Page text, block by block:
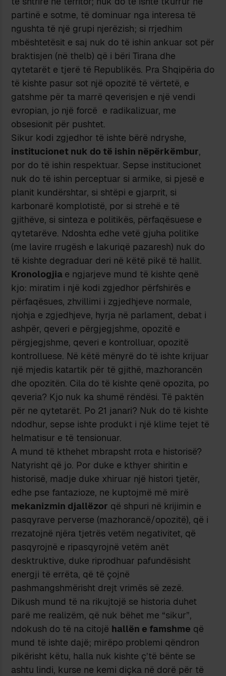
partinё e sotme, tё dominuar nga interesa tё
ngushta tё njё grupi njerёzish; si rrjedhim
mbёshtetёsit e saj nuk do tё ishin ankuar sot pёr
braktisjen (nё thelb) qё i bёri Tirana dhe
qytetarёt e tjerё tё Republikёs. Pra Shqipёria do
tё kishte pasur sot njё opozitё tё vёrtetё, e
gatshme pёr ta marrё qeverisjen e njё vendi
evropian, jo njё forcё e radikalizuar, me
obsesionit pёr pushtet.
Sikur kodi zgjedhor tё ishte bёrё ndryshe,
institucionet nuk do tё ishin nёpёrkёmbur,
por do tё ishin respektuar. Sepse institucionet
nuk do tё ishin perceptuar si armike, si pjesё e
planit kundёrshtar, si shtёpi e gjarprit, si
karbonarё komplotistё, por si strehё e tё
gjithёve, si sinteza e politikёs, pёrfaqёsuese e
qytetarёve. Ndoshta edhe vetё gjuha politike
(me lavire rrugёsh e lakuriqё pazaresh) nuk do
tё kishte degraduar deri nё kёtё pikё tё hallit.
Kronologjia e ngjarjeve mund tё kishte qenё
kjo: miratim i njё kodi zgjedhor pёrfshirёs e
pёrfaqёsues, zhvillimi i zgjedhjeve normale,
njohja e zgjedhjeve, hyrja nё parlament, debat i
ashpёr, qeveri e pёrgjegjshme, opozitё e
pёrgjegjshme, qeveri e kontrolluar, opozitё
kontrolluese. Nё kёtё mёnyrё do tё ishte krijuar
njё mjedis katartik pёr tё gjithё, mazhorancёn
dhe opozitёn. Cila do tё kishte qenё opozita, po
qeveria? Kjo nuk ka shumё rёndёsi. Tё paktёn
pёr ne qytetarёt. Po 21 janari? Nuk do tё kishte
ndodhur, sepse ishte produkt i njё klime tejet tё
helmatisur e tё tensionuar.
A mund tё kthehet mbrapsht rrota e historisё?
Natyrisht qё jo. Por duke e kthyer shiritin e
historisё, madje duke xhiruar njё histori tjetёr,
edhe pse fantazioze, ne kuptojmё mё mirё
mekanizmin djallёzor qё shpuri nё krijimin e
pasqyrave perverse (mazhorancё/opozitё), qё i
rrezatojnё njёra tjetrёs vetёm negativitet, qё
pasqyrojnё e ripasqyrojnё vetёm anёt
desktruktive, duke riprodhuar pafundёsisht
energji tё errёta, qё tё çojnё
pashmangshmёrisht drejt vrimёs sё zezё.
Dikush mund tё na rikujtojё se historia duhet
parё me realizёm, qё nuk bёhet me “sikur”,
ndokush do tё na citojё hallёn e famshme qё
mund tё ishte dajё; mirёpo problemi qёndron
pikёrisht kёtu, halla nuk kishte ç’tё bёnte se
ashtu lindi, kurse ne kemi diçka nё dorё pёr tё